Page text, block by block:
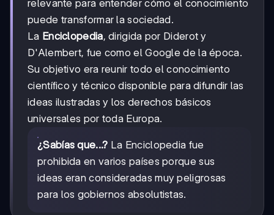
relevante para entender cómo el conocimiento
puede transformar la sociedad.
La Enciclopedia, dirigida por Diderot y
D'Alembert, fue como el Google de la época.
Su objetivo era reunir todo el conocimiento
científico y técnico disponible para difundir las
ideas ilustradas y los derechos básicos
universales por toda Europa.
¿Sabías que...? La Enciclopedia fue
prohibida en varios países porque sus
ideas eran consideradas muy peligrosas
para los gobiernos absolutistas.